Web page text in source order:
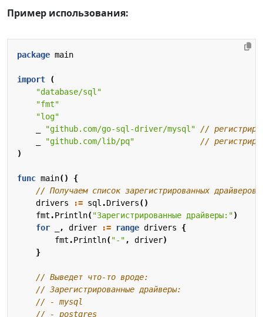
Пример использования:
package main
import
(
"database/sql"
"fmt"
"log"
"github.com/go-sql-driver/mysql"
//
"github.com/lib/pq"
//
)
func main()
{
// Получаем список зарегистрированных драйверов
drivers
:= sql .Drivers()
fmt .Println("Зарегистрированные драйверы:")
for
, driver := range drivers
{
fmt .Println("-" , driver)
}
// Выведет что-то вроде:
// Зарегистрированные драйверы:
// - mysql
// - postgres